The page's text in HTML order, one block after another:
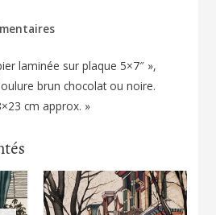
laminée sur plaque 5×7″ »,
brun chocolat ou noire.
cm approx. »